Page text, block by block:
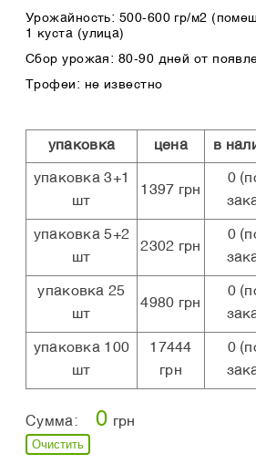
Урожайность: 500-600 гр/м2
1 куста (улица)
Сбор урожая: 80-90 дней от
Трофеи: не известно
упаковка цена в
упаковка 3+1
шт
1397 грн
0
упаковка 5+2
шт
2302 грн
0
упаковка 25
шт
4980 грн
0
упаковка 100
шт
17444
грн
0
Сумма: 0 грн
Очистить